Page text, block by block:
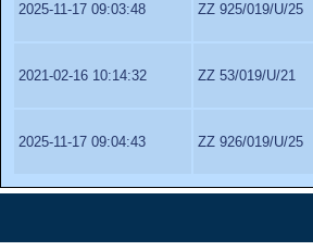
2025-11-17 09:03:48 ZZ 925/019/U/25
2021-02-16 10:14:32 ZZ 53/019/U/21
2025-11-17 09:04:43 ZZ 926/019/U/25